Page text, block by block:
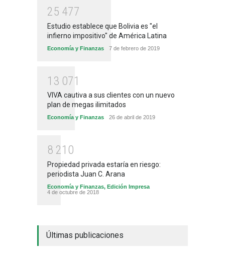
25 477
Estudio establece que Bolivia es "el
infierno impositivo" de América Latina
Economía y Finanzas 7 de febrero de 2019
1 3 071
VIVA cautiva a sus clientes con un nuevo
plan de megas ilimitados
Economía y Finanzas 26 de abril de 2019
8 21 0
Propiedad privada estaría en riesgo:
periodista Juan C. Arana
Economía y Finanzas, Edición Impresa
4 de octubre de 2018
Últimas publicaciones